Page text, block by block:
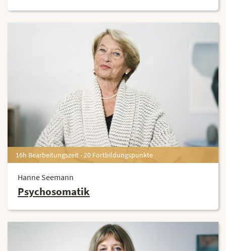
16h Bearbeitungszeit - 20 Fortbildungspunkte
Hanne Seemann
Psychosomatik